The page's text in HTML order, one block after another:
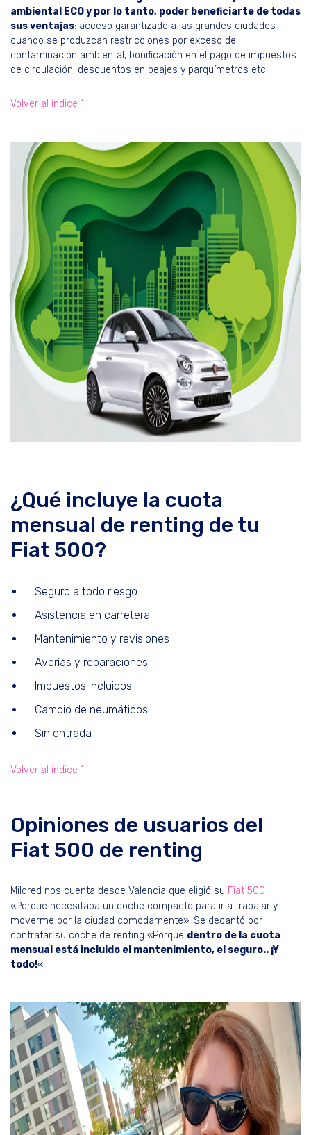
ambiental ECO y por lo tanto, poder beneficiarte de todas
sus ventajas: acceso garantizado a las grandes ciudades
cuando se produzcan restricciones por exceso de
contaminación ambiental, bonificación en el pago de impuestos
de circulación, descuentos en peajes y parquímetros etc.
Volver al índice ^
¿Qué incluye la cuota
mensual de renting de tu
Fiat 500?
Seguro a todo riesgo
Asistencia en carretera
Mantenimiento y revisiones
Averías y reparaciones
Impuestos incluidos
Cambio de neumáticos
Sin entrada
Volver al índice ^
Opiniones de usuarios del
Fiat 500 de renting
Mildred nos cuenta desde Valencia que eligió su Fiat 500
«Porque necesitaba un coche compacto para ir a trabajar y
moverme por la ciudad comodamente». Se decantó por
contratar su coche de renting «Porque dentro de la cuota
mensual está incluido el mantenimiento, el seguro.. ¡Y
todo!«.